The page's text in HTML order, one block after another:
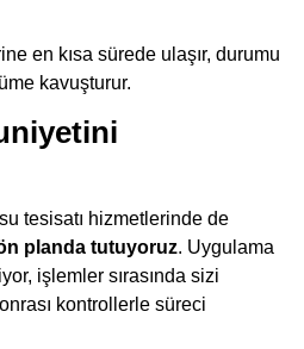
en kısa sürede ulaşır, durumu
kavuşturur.
tesisatı hizmetlerinde de
planda tutuyoruz. Uygulama
işlemler sırasında sizi
kontrollerle süreci